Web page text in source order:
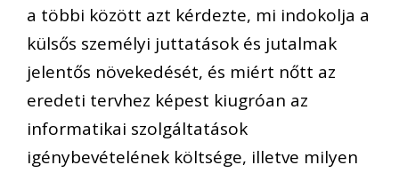
a többi között azt kérdezte, mi indokolja a
külsős személyi juttatások és jutalmak
jelentős növekedését, és miért nőtt az
eredeti tervhez képest kiugróan az
informatikai szolgáltatások
igénybevételének költsége, illetve milyen